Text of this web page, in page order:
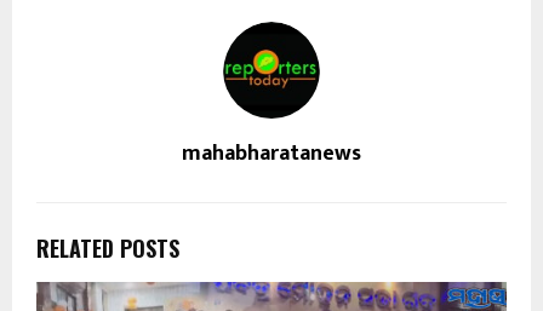
mahabharatanews
RELATED POSTS